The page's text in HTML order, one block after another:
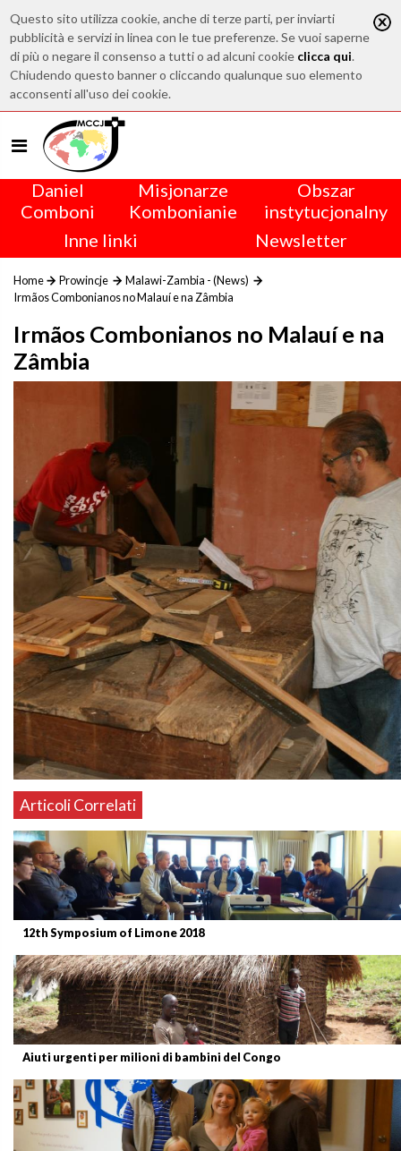
Questo sito utilizza cookie, anche di terze parti, per inviarti
pubblicità e servizi in linea con le tue preferenze. Se vuoi saperne
di più o negare il consenso a tutti o ad alcuni cookie clicca qui.
Chiudendo questo banner o cliccando qualunque suo elemento
acconsenti all'uso dei cookie.
Daniel
Comboni
Misjonarze
Kombonianie
Obszar
instytucjonalny
Inne linki
Newsletter
Home Prowincje
Malawi-Zambia - (News)
Irmãos Combonianos no Malauí e na Zâmbia
Irmãos Combonianos no Malauí e na
Zâmbia
Articoli Correlati
12th Symposium of Limone 2018
Aiuti urgenti per milioni di bambini del Congo